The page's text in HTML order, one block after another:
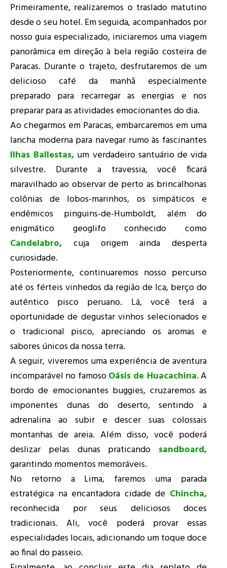
Primeiramente, realizaremos o traslado matutino
desde o seu hotel. Em seguida, acompanhados por
nosso guia especializado, iniciaremos uma viagem
panorâmica em direção à bela região costeira de
Paracas. Durante o trajeto, desfrutaremos de um
delicioso café da manhã especialmente
preparado para recarregar as energias e nos
preparar para as atividades emocionantes do dia.
Ao chegarmos em Paracas, embarcaremos em uma
lancha moderna para navegar rumo às fascinantes
Ilhas Ballestas, um verdadeiro santuário de vida
silvestre. Durante a travessia, você ficará
maravilhado ao observar de perto as brincalhonas
colônias de lobos-marinhos, os simpáticos e
endêmicos pinguins-de-Humboldt, além do
enigmático geoglifo conhecido como
Candelabro, cuja origem ainda desperta
curiosidade.
Posteriormente, continuaremos nosso percurso
até os férteis vinhedos da região de Ica, berço do
autêntico pisco peruano. Lá, você terá a
oportunidade de degustar vinhos selecionados e
o tradicional pisco, apreciando os aromas e
sabores únicos da nossa terra.
A seguir, viveremos uma experiência de aventura
incomparável no famosoOásis de Huacachina.A
bordo de emocionantes buggies, cruzaremos as
imponentes dunas do deserto, sentindo a
adrenalina ao subir e descer suas colossais
montanhas de areia. Além disso, você poderá
deslizar pelas dunas praticando sandboard,
garantindo momentos memoráveis.
No retorno a Lima, faremos uma parada
estratégica na encantadora cidade de Chincha,
reconhecida por seus deliciosos doces
tradicionais. Ali, você poderá provar essas
especialidades locais, adicionando um toque doce
ao final do passeio.